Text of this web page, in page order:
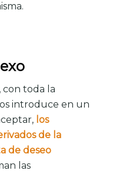
con toda la
introduce en un
los
de la
de deseo
las